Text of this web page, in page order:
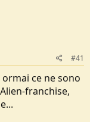
#41
ce ne sono
franchise,